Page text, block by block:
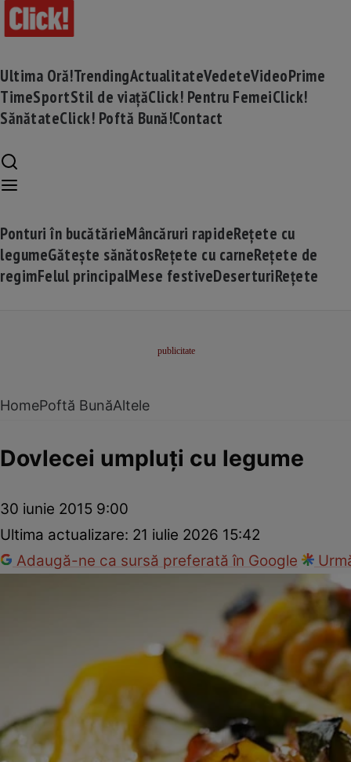
Ultima Oră!TrendingActualitateVedeteVideoPrime
TimeSportStil de viațăClick! Pentru FemeiClick!
SănătateClick! Poftă Bună!Contact
Ponturi în bucătărieMâncăruri rapideRețete cu
legumeGătește sănătosRețete cu carneRețete de
regimFelul principalMese festiveDeserturiRețete
HomePoftă BunăAltele
Dovlecei umpluţi cu legume
30 iunie 2015 9:00
Ultima actualizare: 21 iulie 2026 15:42
Adaugă-ne ca sursă preferată în Google